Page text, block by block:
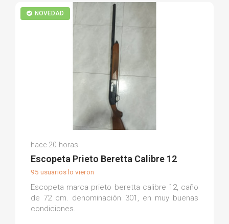
NOVEDAD
Antonio Javier A.
hace 20 horas
Escopeta Prieto Beretta Calibre 12
95 usuarios lo vieron
Escopeta marca prieto beretta calibre 12, caño
de 72 cm. denominación 301, en muy buenas
condiciones.